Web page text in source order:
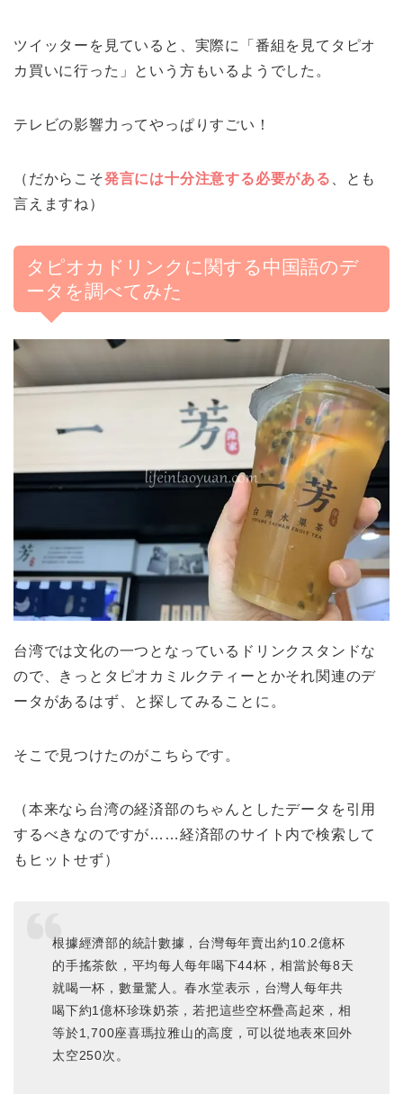
ツイッターを見ていると、実際に「番組を見てタピオ
カ買いに行った」という方もいるようでした。
テレビの影響力ってやっぱりすごい！
（だからこそ発言には十分注意する必要がある
、とも
言えますね）
タピオカドリンクに関する中国語のデ
ータを調べてみた
台湾では文化の一つとなっているドリンクスタンドな
ので、きっとタピオカミルクティーとかそれ関連のデ
ータがあるはず、と探してみることに。
そこで見つけたのがこちらです。
（本来なら台湾の経済部のちゃんとしたデータを引用
するべきなのですが……経済部のサイト内で検索して
もヒットせず）
根據經濟部的統計數據，台灣每年賣出約10.2億杯
的手搖茶飲，平均每人每年喝下44杯，相當於每8天
就喝一杯，數量驚人。春水堂表示，台灣人每年共
喝下約1億杯珍珠奶茶，若把這些空杯疊高起來，相
等於1,700座喜瑪拉雅山的高度，可以從地表來回外
太空250次。